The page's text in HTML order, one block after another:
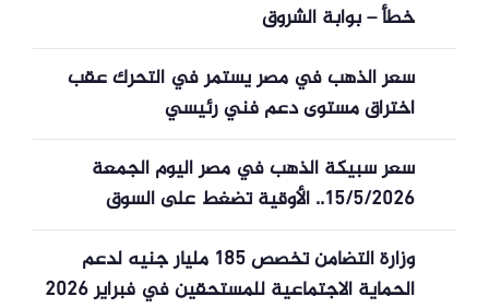
خطأ – بوابة الشروق
سعر الذهب في مصر يستمر في التحرك عقب
اختراق مستوى دعم فني رئيسي
سعر سبيكة الذهب في مصر اليوم الجمعة
15/5/2026.. الأوقية تضغط على السوق
الداخلية
وزارة التضامن تخصص 185 مليار جنيه لدعم
الحماية الاجتماعية للمستحقين في فبراير 2026